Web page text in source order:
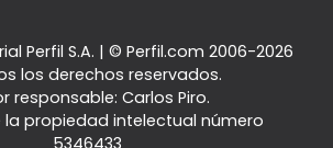
Perfil S.A. | © Perfil.com 2006-2026
los derechos reservados.
responsable: Carlos Piro.
la propiedad intelectual número